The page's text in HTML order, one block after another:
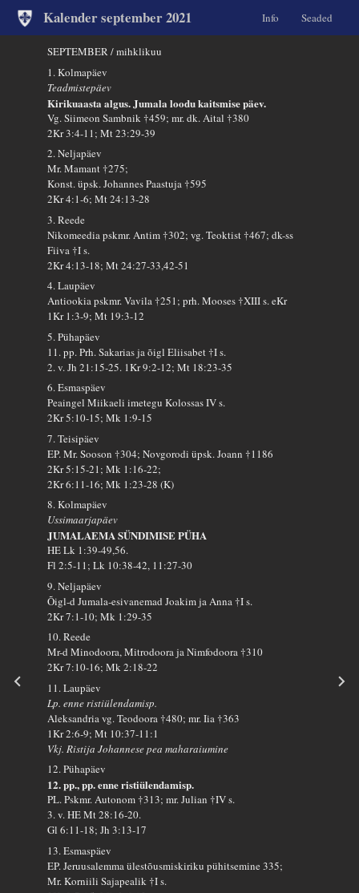
Kalender september 2021 Info Seaded
SEPTEMBER / mihklikuu
1. Kolmapäev
Teadmistepäev
Kirikuaasta algus. Jumala loodu kaitsmise päev.
Vg. Siimeon Sambnik †459; mr. dk. Aital †380
2Kr 3:4-11; Mt 23:29-39
2. Neljapäev
Mr. Mamant †275;
Konst. üpsk. Johannes Paastuja †595
2Kr 4:1-6; Mt 24:13-28
3. Reede
Nikomeedia pskmr. Antim †302; vg. Teoktist †467; dk-ss
Fiiva †I s.
2Kr 4:13-18; Mt 24:27-33,42-51
4. Laupäev
Antiookia pskmr. Vavila †251; prh. Mooses †XIII s. eKr
1Kr 1:3-9; Mt 19:3-12
5. Pühapäev
11. pp. Prh. Sakarias ja õigl Eliisabet †I s.
2. v. Jh 21:15-25. 1Kr 9:2-12; Mt 18:23-35
6. Esmaspäev
Peaingel Miikaeli imetegu Kolossas IV s.
2Kr 5:10-15; Mk 1:9-15
7. Teisipäev
EP. Mr. Sooson †304; Novgorodi üpsk. Joann †1186
2Kr 5:15-21; Mk 1:16-22;
2Kr 6:11-16; Mk 1:23-28 (K)
8. Kolmapäev
Ussimaarjapäev
JUMALAEMA SÜNDIMISE PÜHA
HE Lk 1:39-49,56.
Fl 2:5-11; Lk 10:38-42, 11:27-30
9. Neljapäev
Õigl-d Jumala-esivanemad Joakim ja Anna †I s.
2Kr 7:1-10; Mk 1:29-35
10. Reede
Mr-d Minodoora, Mitrodoora ja Nimfodoora †310
2Kr 7:10-16; Mk 2:18-22
11. Laupäev
Lp. enne ristiülendamisp.
Aleksandria vg. Teodoora †480; mr. Iia †363
1Kr 2:6-9; Mt 10:37-11:1
Vkj. Ristija Johannese pea maharaiumine
12. Pühapäev
12. pp., pp. enne ristiülendamisp.
PL. Pskmr. Autonom †313; mr. Julian †IV s.
3. v. HE Mt 28:16-20.
Gl 6:11-18; Jh 3:13-17
13. Esmaspäev
EP. Jeruusalemma ülestõusmiskiriku pühitsemine 335;
Mr. Korniili Sajapealik †I s.